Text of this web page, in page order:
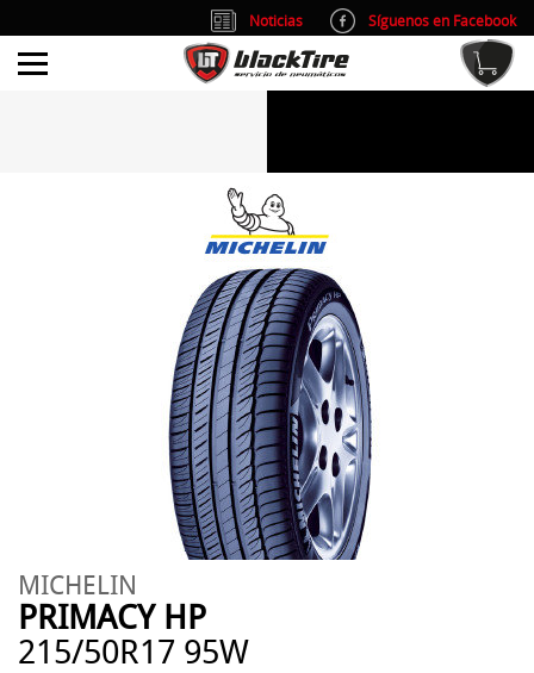
MICHELIN
PRIMACY HP
215/50R17 95W
Noticias
Síguenos en Facebook
info@blacktire.es
Atención al cliente: L/V 9:00-14:00 y 15:00-19:00